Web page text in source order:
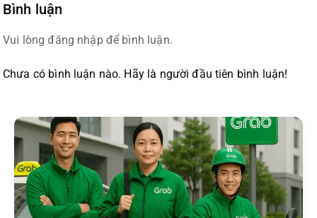
Bình luận
Vui lòng đăng nhập để bình luận.
Chưa có bình luận nào. Hãy là người đầu tiên bình luận!